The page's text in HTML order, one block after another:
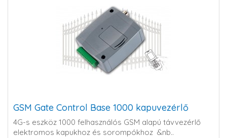
GSM Gate Control Base 1000 kapuvezérlő
4G-s eszköz 1000 felhasználós GSM alapú távvezérlő
elektromos kapukhoz és sorompókhoz &nb..